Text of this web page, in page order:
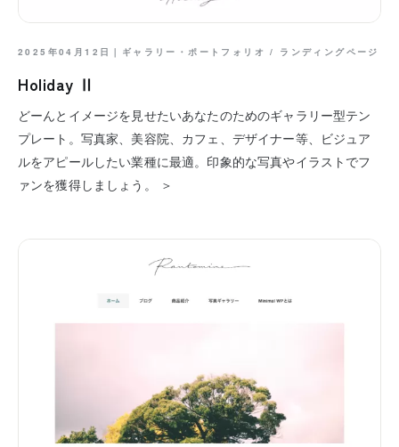
2025年04月12日｜ ギャラリー・ポートフォリオ / ランディングページ
Holiday Ⅱ
どーんとイメージを見せたいあなたのためのギャラリー型テン
プレート。写真家、美容院、カフェ、デザイナー等、ビジュア
ルをアピールしたい業種に最適。印象的な写真やイラストでフ
ァンを獲得しましょう。 ＞